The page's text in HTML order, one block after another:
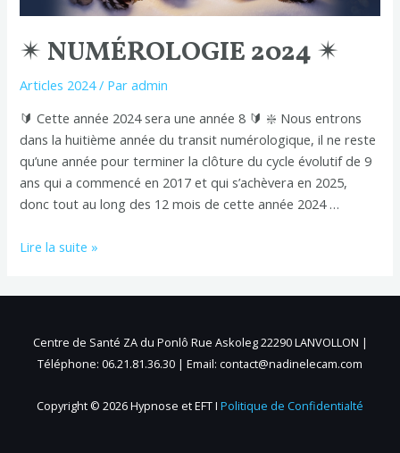
✴ NUMÉROLOGIE 2024 ✴
Articles 2024/ Paradmin
🔰 Cette année 2024 sera une année 8 🔰 ❇️ Nous entrons
dans la huitième année du transit numérologique, il ne reste
qu’une année pour terminer la clôture du cycle évolutif de 9
ans qui a commencé en 2017 et qui s’achèvera en 2025,
donc tout au long des 12 mois de cette année 2024 …
Lire la suite »
Centre de Santé ZA du Ponlô Rue Askoleg 22290 LANVOLLON |
Téléphone: 06.21.81.36.30 | Email: contact@nadinelecam.com
Copyright © 2026 Hypnose et EFT I Politique de Confidentialté